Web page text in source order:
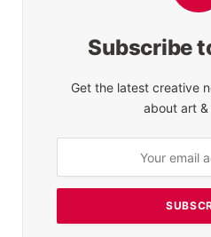
Subscribe
Get the latest creative
about art &